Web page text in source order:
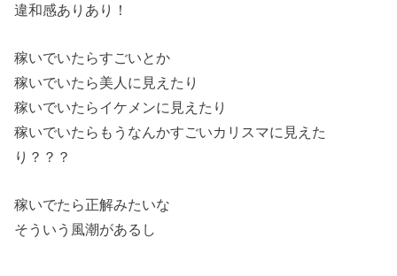
違和感ありあり！
稼いでいたらすごいとか
稼いでいたら美人に見えたり
稼いでいたらイケメンに見えたり
稼いでいたらもうなんかすごいカリスマに見えた
り？？？
稼いでたら正解みたいな
そういう風潮があるし